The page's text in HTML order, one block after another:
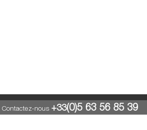
Contactez-nous +33(0)5 63 56 85 39